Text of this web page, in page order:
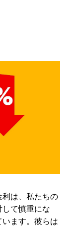
は、私たちの
て慎重にな
ます。彼らは